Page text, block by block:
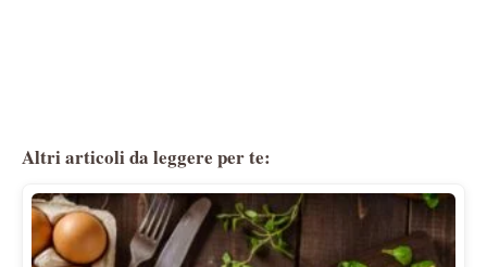
Altri articoli da leggere per te: